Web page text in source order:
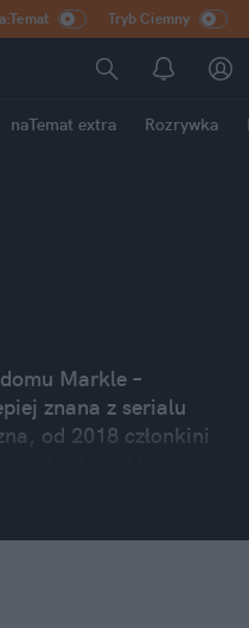
Tryb Ciemny
naTemat extra Rozrywka
Markle –
znana z serialu
od 2018 członkini
jako
Trenera Engelsona,